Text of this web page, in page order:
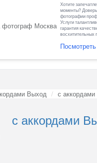
Хотите
моменты?
фотографии
Услуги
гарантия
восхитительных
Выход с
с аккордами